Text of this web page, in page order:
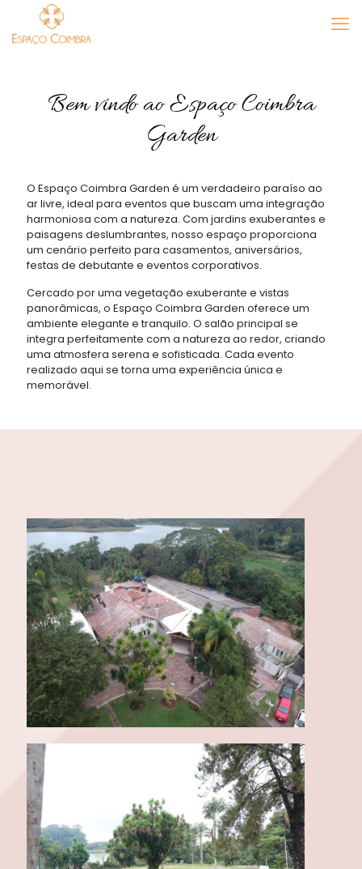
Bem vindo ao Espaço Coimbra
Garden
O Espaço Coimbra Garden é um verdadeiro paraíso ao
ar livre, ideal para eventos que buscam uma integração
harmoniosa com a natureza. Com jardins exuberantes e
paisagens deslumbrantes, nosso espaço proporciona
um cenário perfeito para casamentos, aniversários,
festas de debutante e eventos corporativos.
Cercado por uma vegetação exuberante e vistas
panorâmicas, o Espaço Coimbra Garden oferece um
ambiente elegante e tranquilo. O salão principal se
integra perfeitamente com a natureza ao redor, criando
uma atmosfera serena e sofisticada. Cada evento
realizado aqui se torna uma experiência única e
memorável.